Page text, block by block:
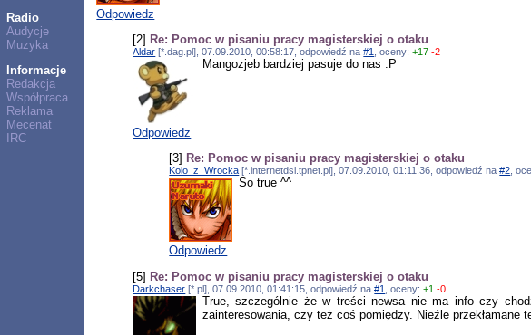
Radio
Audycje
Muzyka
Informacje
Redakcja
Współpraca
Reklama
Mecenat
IRC
Odpowiedz
[2] Re: Pomoc w pisaniu pracy magisterskiej o otaku
Aldar [*.dag.pl], 07.09.2010, 00:58:17, odpowiedź na#1 , oceny:+17 -2
Mangozjeb bardziej pasuje do nas :P
Odpowiedz
[3] Re: Pomoc w pisaniu pracy magisterskiej o otaku
Kolo_z_Wrocka [*.internetdsl.tpnet.pl], 07.09.2010, 01:11:36, odpowiedź na#2 ,
So true ^^
Odpowiedz
[5] Re: Pomoc w pisaniu pracy magisterskiej o otaku
Darkchaser [*.pl], 07.09.2010, 01:41:15, odpowiedź na#1 , oceny:+1 -0
True, szczególnie że w treści newsa nie ma info czy
zainteresowania, czy też coś pomiędzy. Nieźle przekłamane